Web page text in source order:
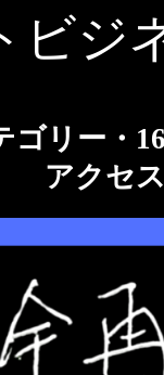
ビジ
ゴリー・
アクセ